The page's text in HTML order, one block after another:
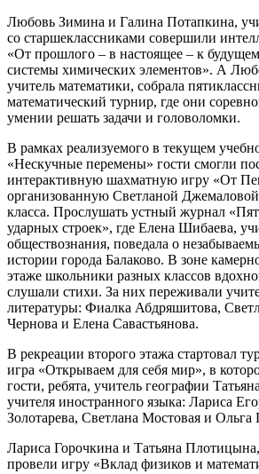
Любовь Зимина и Галина Потапкина,
со старшеклассниками совершили
«От прошлого – в настоящее – к
системы химических элементов». А
учитель математики, собрала
математический турнир, где они
умении решать задачи и головоломки.
В рамках реализуемого в текущем
«Нескучные перемены» гости смогли
интерактивную шахматную игру «От
организованную Светланой
класса. Прослушать устный журнал
ударных строек», где Елена Шибаева,
обществознания, поведала о
истории города Балаково. В зоне
этаже школьники разных классов
слушали стихи. За них переживали
литературы: Фиалка Абдряшитова,
Чернова и Елена Савастьянова.
В рекреации второго этажа стартовал
игра «Открываем для себя мир», в
гости, ребята, учитель географии
учителя иностранного языка: Лариса
Золотарева, Светлана Мостовая и Ольга
Лариса Горочкина и Татьяна
провели игру «Вклад физиков и